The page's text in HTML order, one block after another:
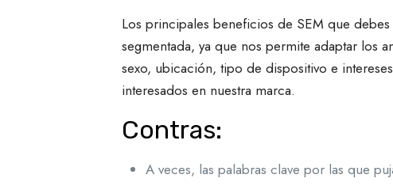
Los principales beneficios de SEM que
segmentada, ya que nos permite adaptar los
sexo, ubicación, tipo de dispositivo e
interesados ​​en nuestra marca.
Contras:
A veces, las palabras clave por las que